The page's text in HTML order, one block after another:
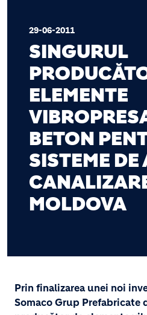
29-06-2011
SINGURUL
ELEMENTE
BETON
SISTEME DE
MOLDOVA
Prin finalizarea unei noi
Somaco Grup Prefabricate